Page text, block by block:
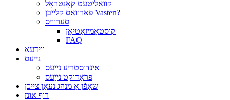
קוואַליטעט קאָנטראָל
פארוואס קלייַבן Vasten?
סערוויס
קוסטאָמיזאַטיאָן
FAQ
ווידעא
נייַעס
אינדוסטריע נייַעס
פּראָדוקט נייַעס
שאַפֿן אַ מנהג נעאָן צייכן
רוף אונז